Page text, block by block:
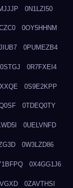
0N1LZI50
0OY5HHNM
0PUMEZB4
0R7FXEI4
0S9E2KPP
0TDEQ0TY
0UELVNFD
0W3LZD86
0X4GG1J6
0ZAVTHSI